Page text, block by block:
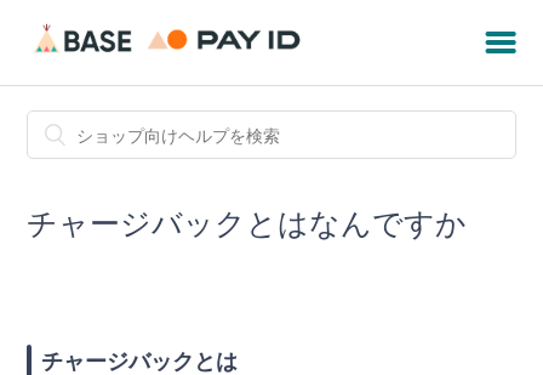
チャージバックとはなんですか
チャージバックとは